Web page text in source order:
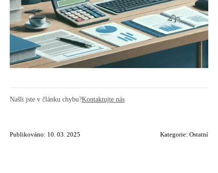
Našli jste v článku chybu?Kontaktujte nás
Publikováno: 10. 03. 2025 Kategorie: Ostatní